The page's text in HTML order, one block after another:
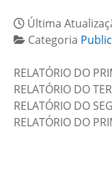
Última
Categoria
RELATÓRIO DO
RELATÓRIO DO
RELATÓRIO DO
RELATÓRIO DO